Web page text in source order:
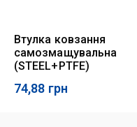
Втулка ковзання
самозмащувальна
(STEEL+PTFE)
74,88 грн